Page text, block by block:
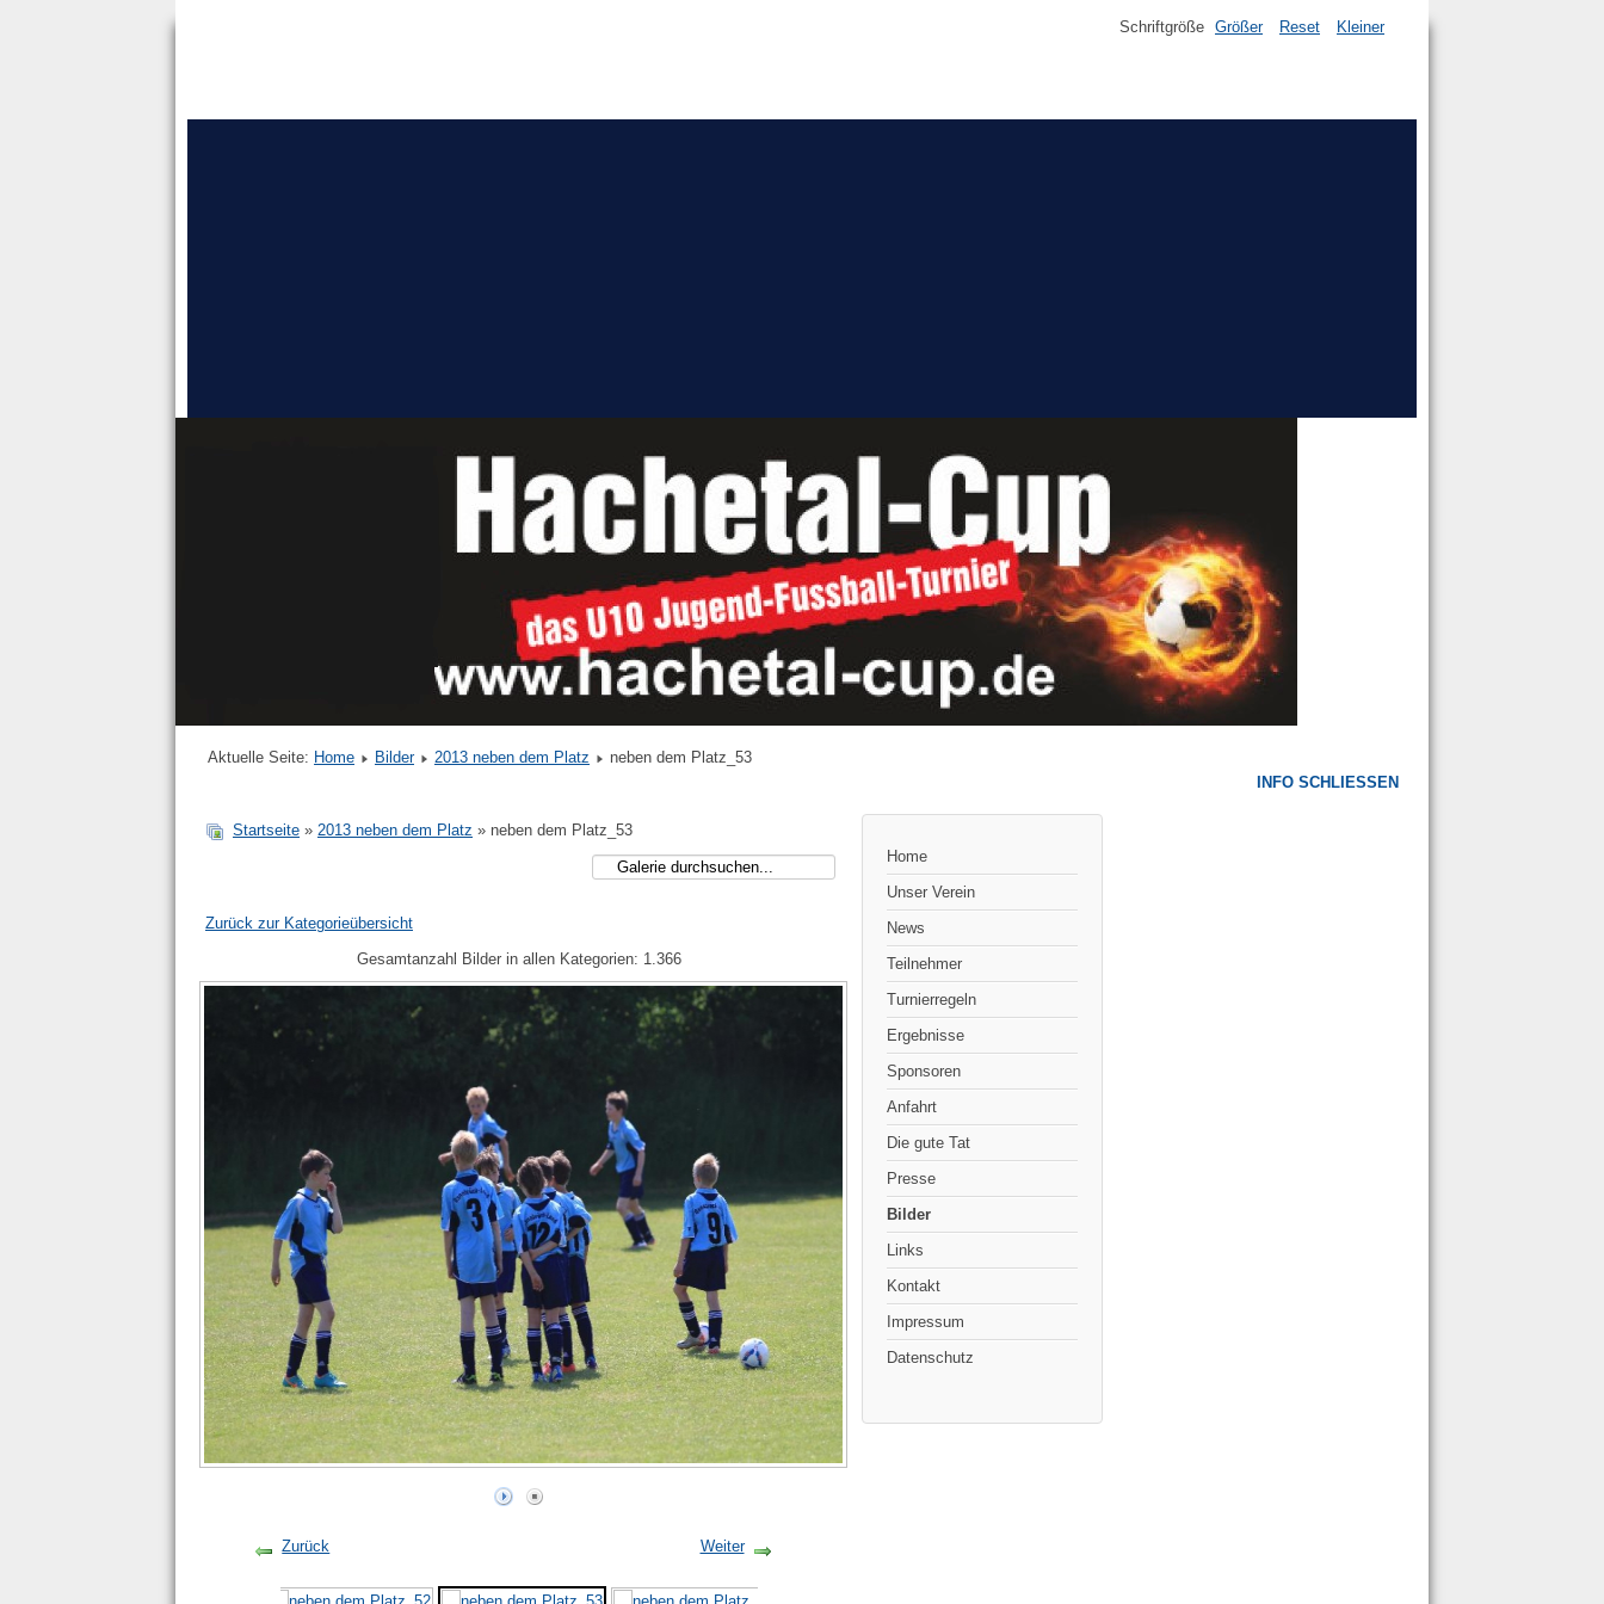
Schriftgröße Größer Reset Kleiner
Aktuelle Seite: Home Bilder 2013 neben dem Platz neben dem Platz_53
Startseite » 2013 neben dem Platz » neben dem Platz_53
Zurück zur Kategorieübersicht
Gesamtanzahl Bilder in allen Kategorien: 1.366
Zurück Weiter
INFO SCHLIESSEN
Home
Unser Verein
News
Teilnehmer
Turnierregeln
Ergebnisse
Sponsoren
Anfahrt
Die gute Tat
Presse
Bilder
Links
Kontakt
Impressum
Datenschutz